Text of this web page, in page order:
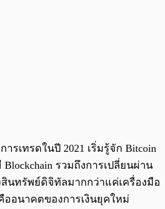
รเทรดในปี 2021 เริ่มรู้จัก Bitcoin
รวมถึงการเปลี่ยนผ่าน
สินทรัพย์ดิจิทัลมากกว่าแค่เครื่องมือ
ออนาคตของการเงินยุคใหม่